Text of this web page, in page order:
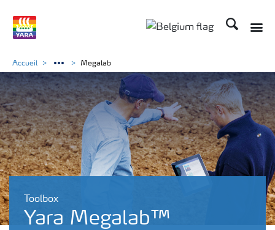
Recherche
Toolbox
Yara Megalab™
Accueil Megalab